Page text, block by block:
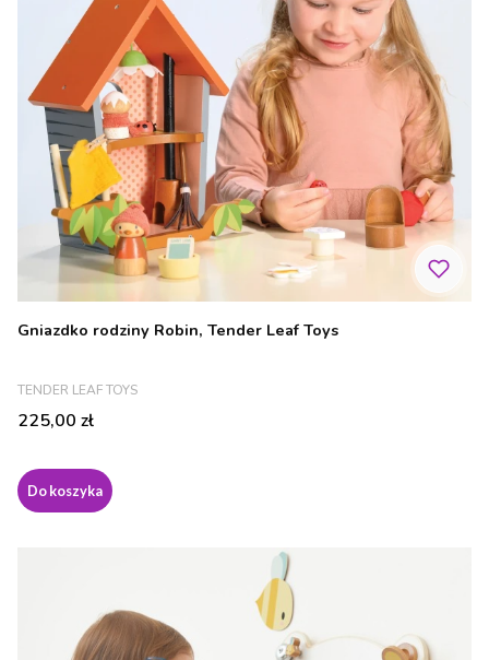
Gniazdko rodziny Robin, Tender Leaf Toys
PRODUCENT
TENDER LEAF TOYS
Cena
225,00 zł
Do koszyka